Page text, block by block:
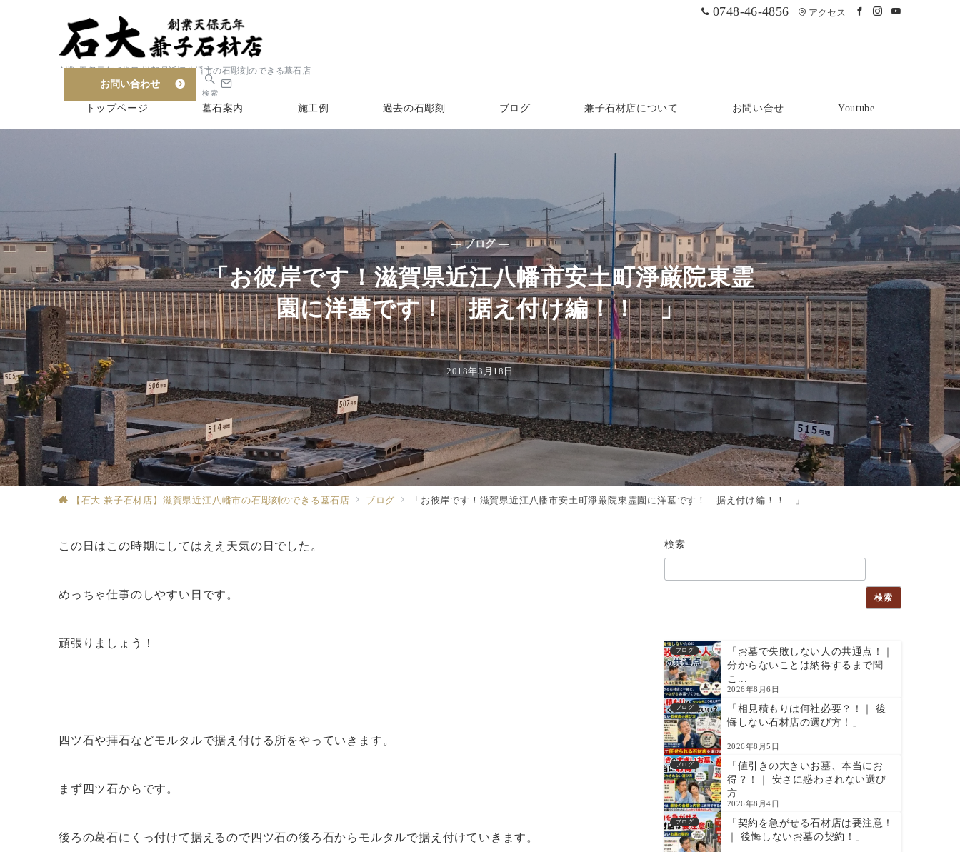
0748-46-4856 アクセス
創業 天保元年 6代目 滋賀県近江八幡市の石彫刻のできる墓石店
お問い合わせ
検索
トップページ 墓石案内 施工例 過去の石彫刻 ブログ 兼子石材店について お問い合せ Youtube
— ブログ —
「お彼岸です！滋賀県近江八幡市安土町淨厳院東霊
園に洋墓です！ 据え付け編！！ 」
2018年3月18日
【石大 兼子石材店】滋賀県近江八幡市の石彫刻のできる墓石店 ブログ 「お彼岸です！滋賀県近江八幡市安土町淨厳院東霊園に洋墓です！ 据え付け編！！ 」
この日はこの時期にしてはええ天気の日でした。
めっちゃ仕事のしやすい日です。
頑張りましょう！
四ツ石や拝石などモルタルで据え付ける所をやっていきます。
まず四ツ石からです。
後ろの葛石にくっ付けて据えるので四ツ石の後ろ石からモルタルで据え付けていきます。
検索
検索
ブログ
「お墓で失敗しない人の共通点！｜
分からないことは納得するまで聞
こ...
2026年8月6日
ブログ
「相見積もりは何社必要？！｜ 後
悔しない石材店の選び方！」
2026年8月5日
ブログ
「値引きの大きいお墓、本当にお
得？！｜ 安さに惑わされない選び
方...
2026年8月4日
ブログ
「契約を急がせる石材店は要注意！
｜ 後悔しないお墓の契約！」